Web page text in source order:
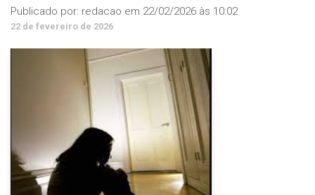
Publicado por: redacao em 22/02/2026 às 10:02
22 de fevereiro de 2026